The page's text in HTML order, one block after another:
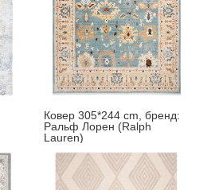
Ковер 305*244 cm, бренд:
Ральф Лорен (Ralph
Lauren)